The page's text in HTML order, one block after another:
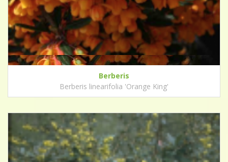
Berberis
Berberis linearifolia 'Orange King'